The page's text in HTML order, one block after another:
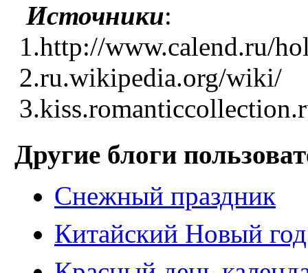
Источники:
1.http://www.calend.ru/
2.ru.wikipedia.org/wiki/
Другие блоги
Снежный праздник
Китайский Новый